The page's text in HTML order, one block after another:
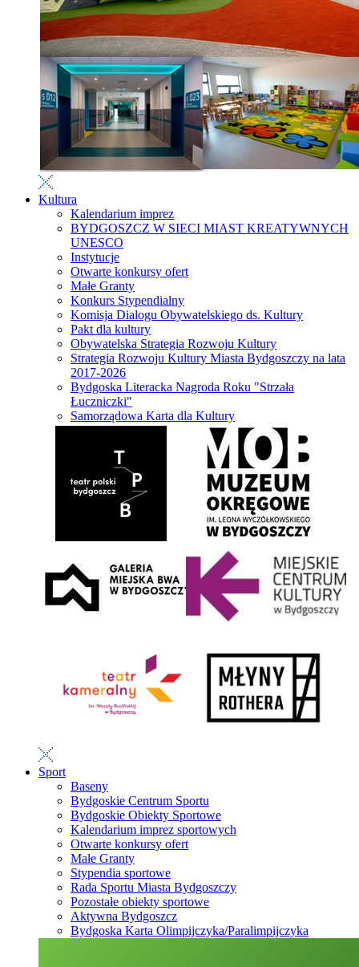
Kultura
Kalendarium imprez
BYDGOSZCZ W SIECI MIAST KREATYWNYCH
UNESCO
Instytucje
Otwarte konkursy ofert
Małe Granty
Konkurs Stypendialny
Komisja Dialogu Obywatelskiego ds. Kultury
Pakt dla kultury
Obywatelska Strategia Rozwoju Kultury
Strategia Rozwoju Kultury Miasta Bydgoszczy na lata
2017-2026
Bydgoska Literacka Nagroda Roku "Strzała
Łuczniczki"
Samorządowa Karta dla Kultury
Sport
Baseny
Bydgoskie Centrum Sportu
Bydgoskie Obiekty Sportowe
Kalendarium imprez sportowych
Otwarte konkursy ofert
Małe Granty
Stypendia sportowe
Rada Sportu Miasta Bydgoszczy
Pozostałe obiekty sportowe
Aktywna Bydgoszcz
Bydgoska Karta Olimpijczyka/Paralimpijczyka